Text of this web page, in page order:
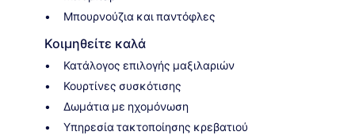
Μπουρνούζια και παντόφλες
Κοιμηθείτε καλά
Κατάλογος επιλογής μαξιλαριών
Κουρτίνες συσκότισης
Δωμάτια με ηχομόνωση
Υπηρεσία τακτοποίησης κρεβατιού